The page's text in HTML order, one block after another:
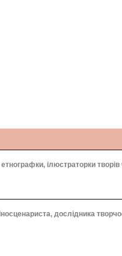
ілюстраторки
дослідника